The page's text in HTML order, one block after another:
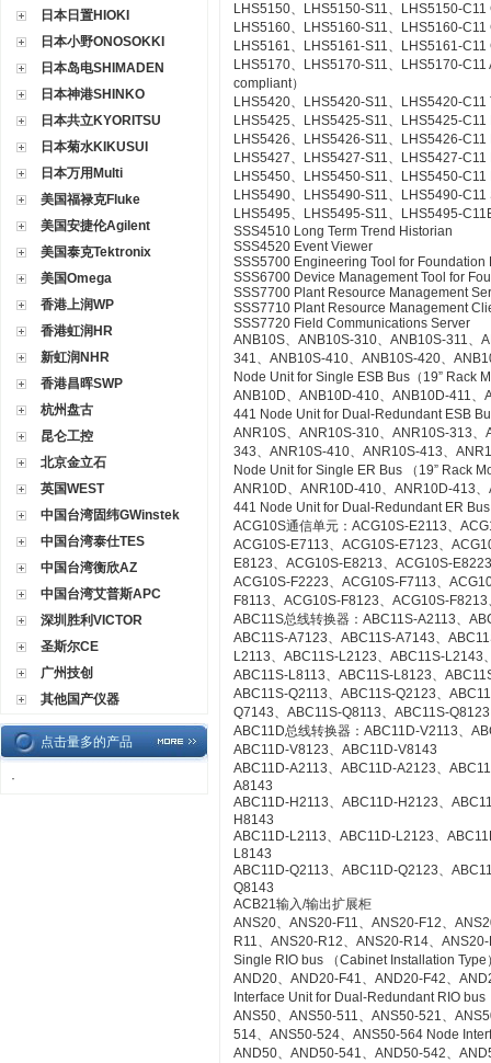
日本日置HIOKI
日本小野ONOSOKKI
日本岛电SHIMADEN
日本神港SHINKO
日本共立KYORITSU
日本菊水KIKUSUI
日本万用Multi
美国福禄克Fluke
美国安捷伦Agilent
美国泰克Tektronix
美国Omega
香港上润WP
香港虹润HR
新虹润NHR
香港昌晖SWP
杭州盘古
昆仑工控
北京金立石
英国WEST
中国台湾固纬GWinstek
中国台湾泰仕TES
中国台湾衡欣AZ
中国台湾艾普斯APC
深圳胜利VICTOR
圣斯尔CE
广州技创
其他国产仪器
点击量多的产品
·
LHS5150、LHS5150-S11、LHS5150-
LHS5160、LHS5160-S11、LHS5160-
LHS5161、LHS5161-S11、LHS5161-
LHS5170、LHS5170-S11、LHS5170-
compliant）
LHS5420、LHS5420-S11、LHS5420-C11
LHS5425、LHS5425-S11、LHS5425-
LHS5426、LHS5426-S11、LHS5426-
LHS5427、LHS5427-S11、LHS5427-
LHS5450、LHS5450-S11、LHS5450-
LHS5490、LHS5490-S11、LHS5490-
LHS5495、LHS5495-S11、LHS5495-
SSS4510 Long Term Trend Historian
SSS4520 Event Viewer
SSS5700 Engineering Tool for Foundation
SSS6700 Device Management Tool for
SSS7700 Plant Resource Management
SSS7710 Plant Resource Management
SSS7720 Field Communications Server
ANB10S、ANB10S-310、ANB10S-311、
341、ANB10S-410、ANB10S-420、
Node Unit for Single ESB Bus（19” Rack
ANB10D、ANB10D-410、ANB10D-411
441 Node Unit for Dual-Redundant ESB
ANR10S、ANR10S-310、ANR10S-313
343、ANR10S-410、ANR10S-413、
Node Unit for Single ER Bus （19” Rack
ANR10D、ANR10D-410、ANR10D-413
441 Node Unit for Dual-Redundant ER
ACG10S通信单元：ACG10S-E2113、
ACG10S-E7113、ACG10S-E7123、
E8123、ACG10S-E8213、ACG10S-
ACG10S-F2223、ACG10S-F7113、
F8113、ACG10S-F8123、ACG10S-
ABC11S总线转换器：ABC11S-A2113、
ABC11S-A7123、ABC11S-A7143、
L2113、ABC11S-L2123、ABC11S-
ABC11S-L8113、ABC11S-L8123、
ABC11S-Q2113、ABC11S-Q2123、
Q7143、ABC11S-Q8113、ABC11S-
ABC11D总线转换器：ABC11D-V2113、
ABC11D-V8123、ABC11D-V8143
ABC11D-A2113、ABC11D-A2123、
A8143
ABC11D-H2113、ABC11D-H2123、
H8143
ABC11D-L2113、ABC11D-L2123、
L8143
ABC11D-Q2113、ABC11D-Q2123、
Q8143
ACB21输入/输出扩展柜
ANS20、ANS20-F11、ANS20-F12、
R11、ANS20-R12、ANS20-R14、
Single RIO bus （Cabinet Installation Type
AND20、AND20-F41、AND20-F42、
Interface Unit for Dual-Redundant RIO
ANS50、ANS50-511、ANS50-521、
514、ANS50-524、ANS50-564 Node
AND50、AND50-541、AND50-542、